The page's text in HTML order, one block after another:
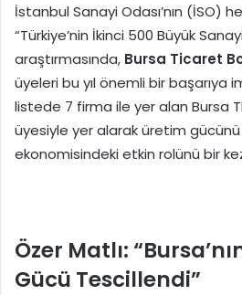
İstanbul Sanayi Odası’nın (İSO)
“Türkiye’nin İkinci 500 Büyük
araştırmasında, Bursa Ticaret
üyeleri bu yıl önemli bir başarıya
listede 7 firma ile yer alan Bursa
üyesiyle yer alarak üretim
ekonomisindeki etkin rolünü bir
Özer Matlı:
Gücü Tescillendi”